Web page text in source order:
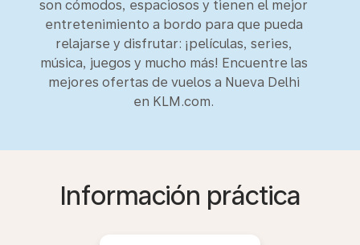
son cómodos, espaciosos y tienen el mejor
entretenimiento a bordo para que pueda
relajarse y disfrutar: ¡películas, series,
música, juegos y mucho más! Encuentre las
mejores ofertas de vuelos a Nueva Delhi
en KLM.com.
Información práctica